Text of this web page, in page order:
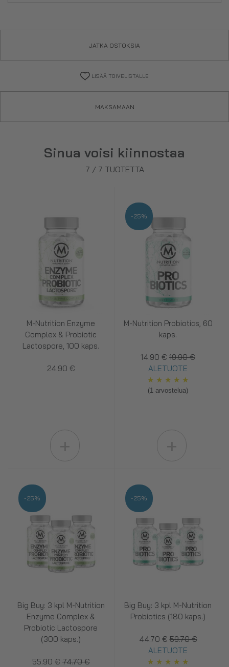
JATKA OSTOKSIA
LISÄÄ TOIVELISTALLE
MAKSAMAAN
Sinua voisi kiinnostaa
7 / 7 TUOTETTA
M-Nutrition Enzyme
Complex & Probiotic
Lactospore, 100 kaps.
24.90 €
M-Nutrition Probiotics, 60
kaps.
14.90 € 19.90 €
ALETUOTE
★ ★ ★ ★ ★
(1 arvostelua)
-25%
Big Buy: 3 kpl M-Nutrition
Enzyme Complex &
Probiotic Lactospore
(300 kaps.)
55.90 € 74.70 €
-25%
Big Buy: 3 kpl M-Nutrition
Probiotics (180 kaps.)
44.70 € 59.70 €
ALETUOTE
★ ★ ★ ★ ★
-25%